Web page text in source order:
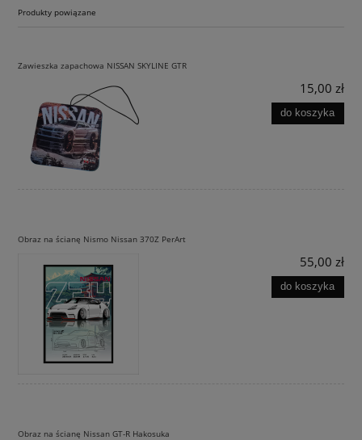
Produkty powiązane
Zawieszka zapachowa NISSAN SKYLINE GTR
15,00 zł
do koszyka
Obraz na ścianę Nismo Nissan 370Z PerArt
55,00 zł
do koszyka
Obraz na ścianę Nissan GT-R Hakosuka